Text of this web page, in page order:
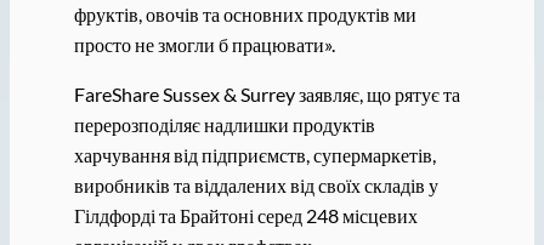
фруктів, овочів та основних продуктів ми
просто не змогли б працювати».
FareShare Sussex & Surrey заявляє, що рятує та
перерозподіляє надлишки продуктів
харчування від підприємств, супермаркетів,
виробників та віддалених від своїх складів у
Гілдфорді та Брайтоні серед 248 місцевих